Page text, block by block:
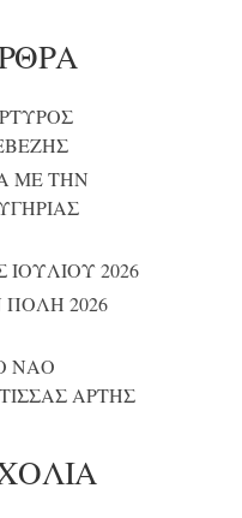
ΜΕ ΤΗΝ
2026
2026
ΝΑΟ
ΑΡΤΗΣ